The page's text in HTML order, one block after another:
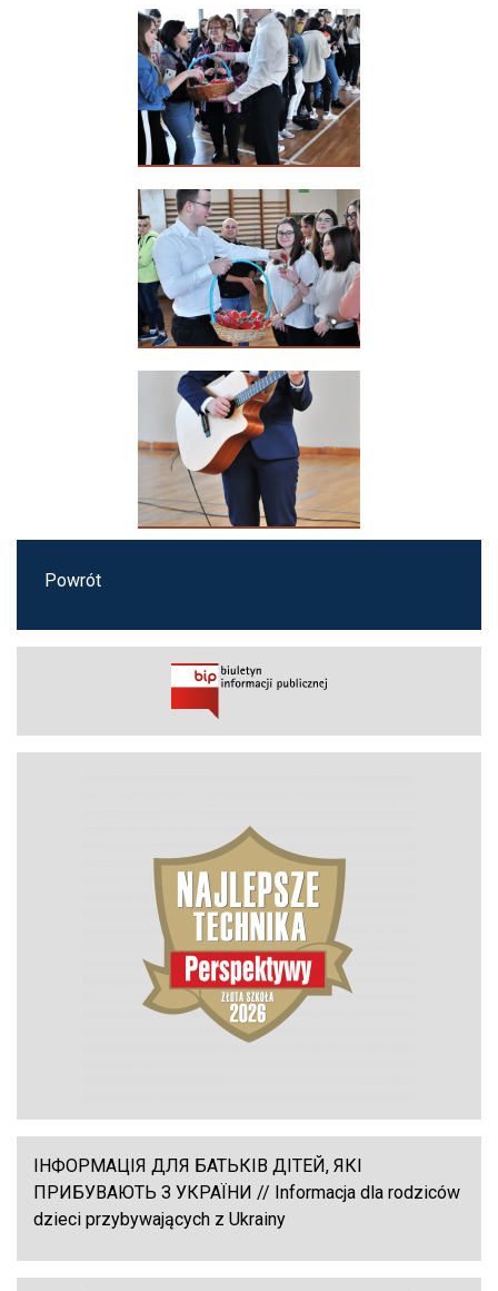
Powrót
ІНФОРМАЦІЯ ДЛЯ БАТЬКІВ ДІТЕЙ, ЯКІ
ПРИБУВАЮТЬ З УКРАЇНИ // Informacja dla rodziców
dzieci przybywających z Ukrainy